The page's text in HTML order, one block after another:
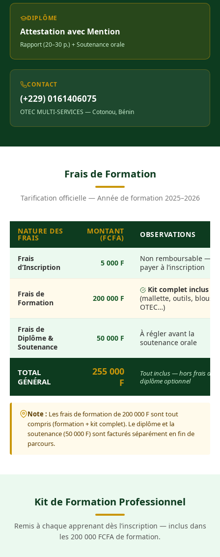
DIPLÔME
Attestation avec Mention
Rapport (20–30 p.) + Soutenance orale
CONTACT
(+229) 0161406075
OTEC MULTI-SERVICES — Cotonou, Bénin
Frais de Formation
Tarification officielle — Année de formation 2025–2026
NATURE DES
FRAIS
MONTANT
(FCFA) OBSERVATIONS
Frais
d’Inscription
5 000 F
Non remboursable — à
payer à l’inscription
Frais de
Formation
200 000 F
Kit complet inclus
(mallette, outils,
OTEC…)
Frais de
Diplôme &
Soutenance
50 000 F
À régler avant la
soutenance orale
TOTAL
GÉNÉRAL
255 000
F
Tout inclus — hors frais de
diplôme optionnel
Note : Les frais de formation de 200 000 F sont tout
compris (formation + kit complet). Le diplôme et la
soutenance (50 000 F) sont facturés séparément en fin de
parcours.
Kit de Formation Professionnel
Remis à chaque apprenant dès l’inscription — inclus dans
les 200 000 FCFA de formation.